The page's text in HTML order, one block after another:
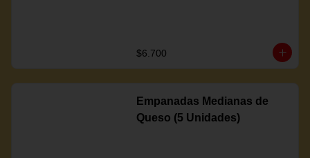
$6.700
Empanadas Medianas de
Queso (5 Unidades)